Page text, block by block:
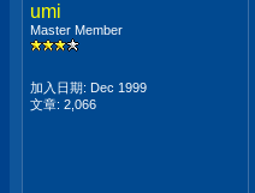
umi
Master Member
加入日期: Dec 1999
文章: 2,066